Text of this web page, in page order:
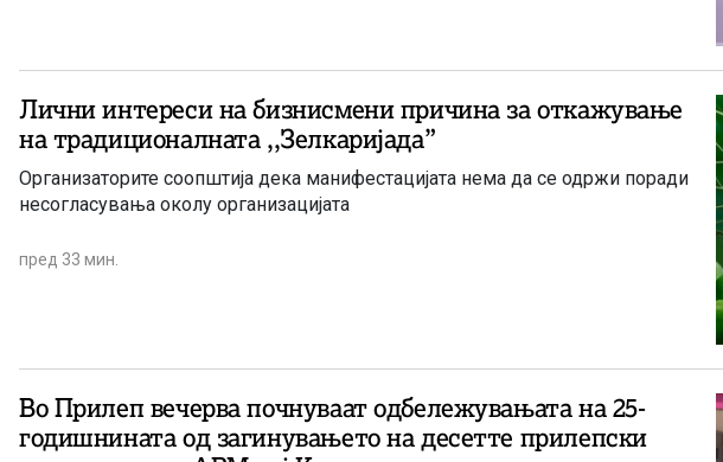
Лични интереси на бизнисмени причина за откажување
на традиционалната ,,Зелкаријада”
Организаторите соопштија дека манифестацијата нема да се одржи поради
несогласувања околу организацијата
пред 33 мин.
Во Прилеп вечерва почнуваат одбележувањата на 25-
годишнината од загинувањето на десетте прилепски